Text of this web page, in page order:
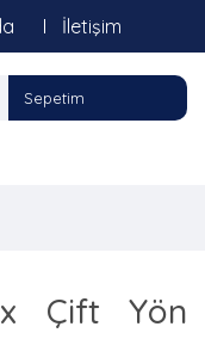
İletişim
Sepetim
Çift Yön